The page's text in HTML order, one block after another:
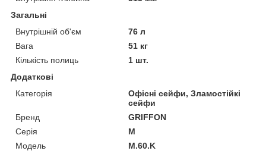
Загальні
Внутрішній об'єм
76 л
Вага
51 кг
Кількість полиць
1 шт.
Додаткові
Категорія
Офісні сейфи, Зламостійкі
сейфи
Бренд
GRIFFON
Серія
M
Модель
M.60.K